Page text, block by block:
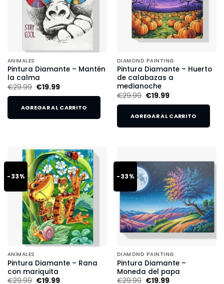
ANIMALES
Pintura Diamante – Mantén
la calma
€29.99 €19.99
AGREGAR AL CARRITO
DIAMOND PAINTING
Pintura Diamante – Huerto
de calabazas a
medianoche
€29.99 €19.99
AGREGAR AL CARRITO
-33%
ANIMALES
Pintura Diamante – Rana
con mariquita
€29.99 €19.99
-33%
DIAMOND PAINTING
Pintura Diamante –
Moneda del papa
€29.99 €19.99